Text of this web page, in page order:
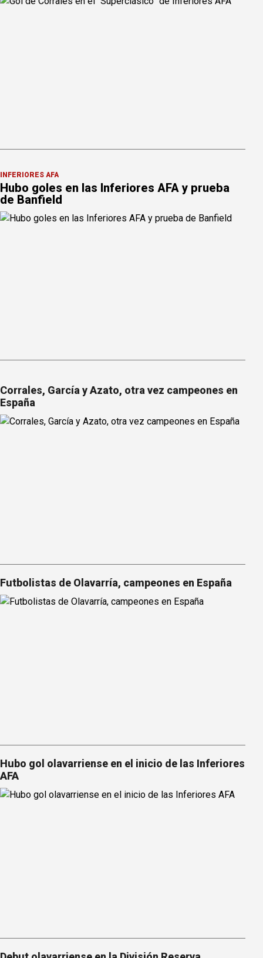
INFERIORES AFA
Hubo goles en las Inferiores AFA y prueba
de Banfield
Corrales, García y Azato, otra vez campeones en
España
Futbolistas de Olavarría, campeones en España
Hubo gol olavarriense en el inicio de las Inferiores
AFA